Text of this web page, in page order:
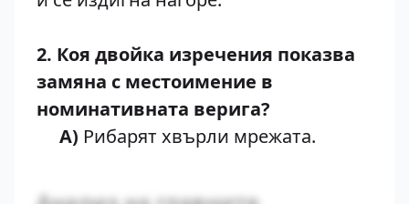
2. Коя двойка изречения показва
замяна с местоимение в
номинативната верига?
А) Рибарят хвърли мрежата.